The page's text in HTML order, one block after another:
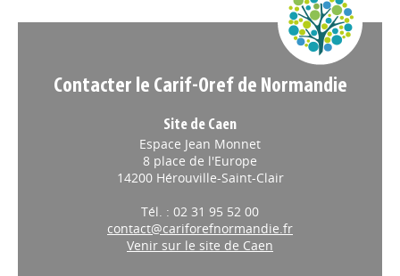
Contacter le Carif-Oref de Normandie
Site de Caen
Espace Jean Monnet
8 place de l'Europe
14200 Hérouville-Saint-Clair
Tél. : 02 31 95 52 00
contact@cariforefnormandie.fr
Venir sur le site de Caen